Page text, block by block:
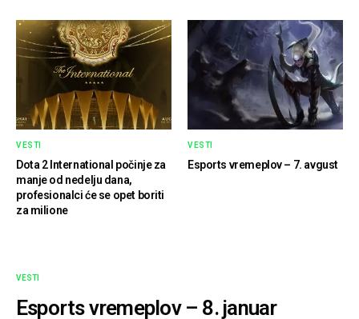
VESTI
Dota 2 International počinje za
manje od nedelju dana,
profesionalci će se opet boriti
za milione
VESTI
Esports vremeplov – 7. avgust
VESTI
Esports vremeplov – 8. januar